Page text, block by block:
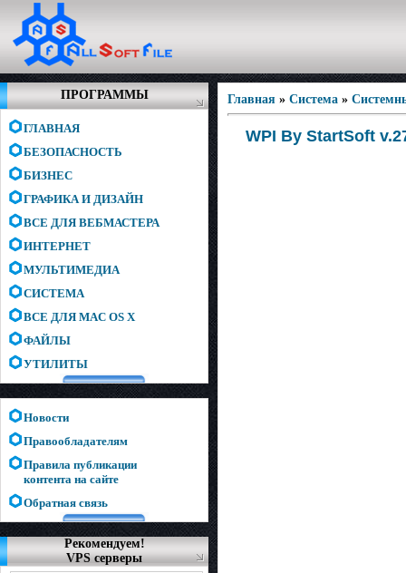
ПРОГРАММЫ
ГЛАВНАЯ
БЕЗОПАСНОСТЬ
БИЗНЕС
ГРАФИКА И ДИЗАЙН
ВСЕ ДЛЯ ВЕБМАСТЕРА
ИНТЕРНЕТ
МУЛЬТИМЕДИА
СИСТЕМА
ВСЕ ДЛЯ MAC OS X
ФАЙЛЫ
УТИЛИТЫ
Новости
Правообладателям
Правила публикации
контента на сайте
Обратная связь
Рекомендуем!
VPS серверы
Главная » Система »
WPI By StartSoft